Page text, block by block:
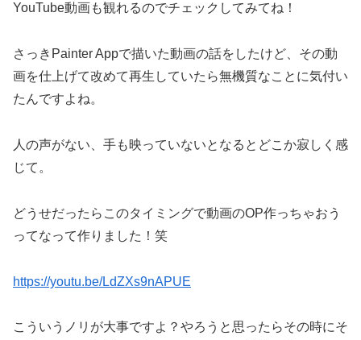
YouTube動画も観れるのでチェックしてみてね！
さっきPainter Appで描いた動画の話をしたけど、その動
画を仕上げて改めて再生していたら無機質なことに気付い
たんですよね。
人の声がない、手も映っていないとなるとどこか寂しく感
じて。
どうせだったらこのタイミングで動画のOP作っちゃおう
ってなって作りました！笑
https://youtu.be/LdZXs9nAPUE
こういうノリが大事ですよ？やろうと思ったらその時にそ